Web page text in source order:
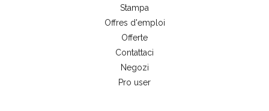
Stampa
Offres d'emploi
Offerte
Contattaci
Negozi
Pro user